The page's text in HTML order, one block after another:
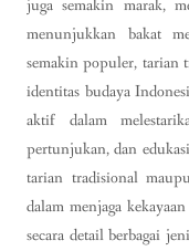
juga semakin marak,
menunjukkan bakat
semakin populer, tarian
identitas budaya
aktif dalam
pertunjukan, dan
tarian tradisional
dalam menjaga
secara detail berbagai